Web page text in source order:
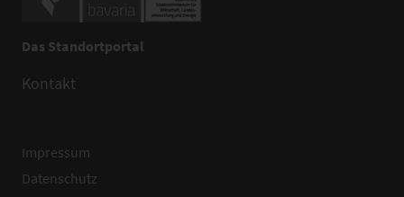
Das Standortportal
Kontakt
Impressum
Datenschutz